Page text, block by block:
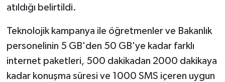
atıldığı belirtildi.
Teknolojik kampanya ile öğretmenler ve Bakanlık
personelinin 5 GB'den 50 GB'ye kadar farklı
internet paketleri, 500 dakikadan 2000 dakikaya
kadar konuşma süresi ve 1000 SMS içeren uygun